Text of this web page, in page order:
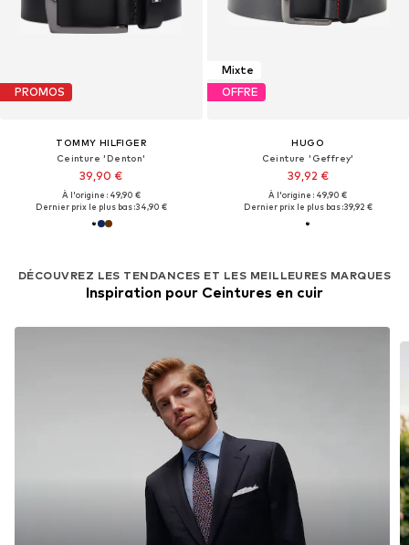
PROMOS
TOMMY HILFIGER
Ceinture 'Denton'
39,90 €
À l'origine : 49,90 €
Dernier prix le plus bas :34,90 €
Mixte
OFFRE
HUGO
Ceinture 'Geffrey'
39,92 €
À l'origine : 49,90 €
Dernier prix le plus bas :39,92 €
DÉCOUVREZ LES TENDANCES ET LES MEILLEURES MARQUES
Inspiration pour Ceintures en cuir